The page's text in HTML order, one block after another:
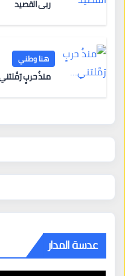
ربى القصيد
هنا وطني
منذُ حربٍ
عدسة المدار